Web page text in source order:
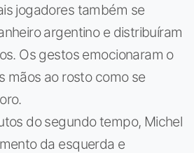
jogadores também se
argentino e distribuíram
Os gestos emocionaram o
mãos ao rosto como se
do segundo tempo, Michel
da esquerda e